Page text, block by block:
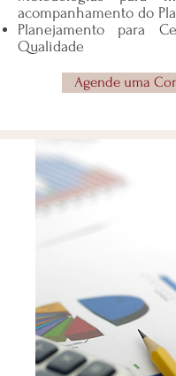
acompanhamento do
Planejamento para
Qualidade
Agende uma